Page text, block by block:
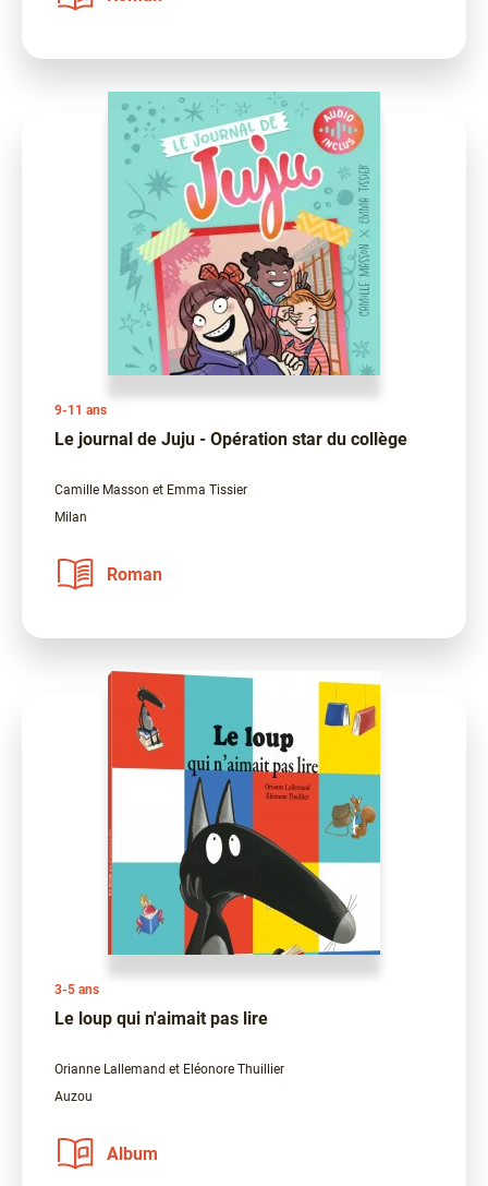
9-11 ans
Le journal de Juju - Opération star du collège
Camille Masson et Emma Tissier
Milan
Roman
3-5 ans
Le loup qui n'aimait pas lire
Orianne Lallemand et Eléonore Thuillier
Auzou
Album